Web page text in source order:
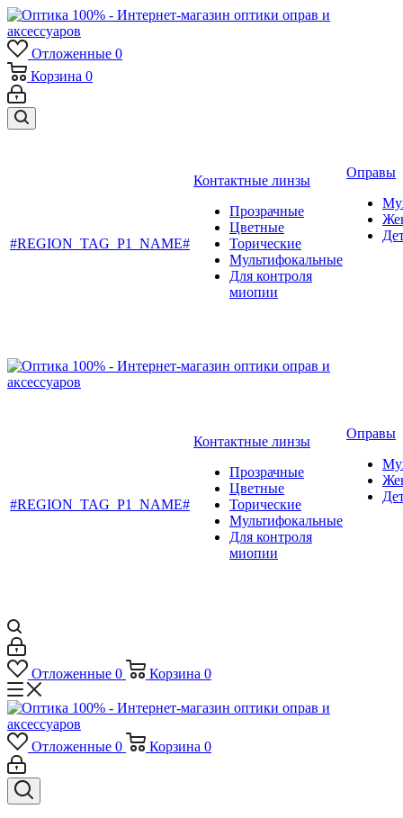
Отложенные 0
Корзина 0
#REGION_TAG_P1_NAME#
Контактные линзы
Прозрачные
Цветные
Торические
Мультифокальные
Для контроля
миопии
Оправы
#REGION_TAG_P1_NAME#
Контактные линзы
Прозрачные
Цветные
Торические
Мультифокальные
Для контроля
миопии
Оправы
Отложенные 0 Корзина 0
Отложенные 0 Корзина 0